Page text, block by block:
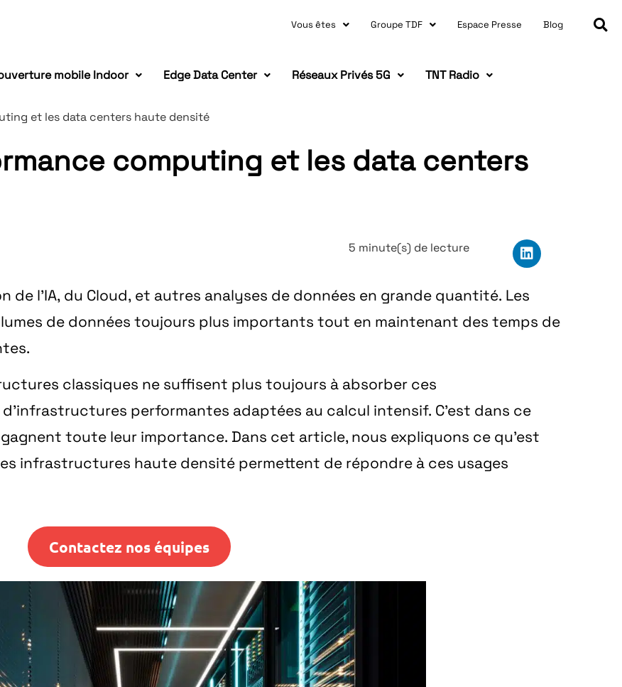
Vous êtes Groupe TDF Espace Presse Blog
mobile Indoor Edge Data Center Réseaux Privés 5G TNT Radio
et les data centers haute densité
computing et les data centers
5 minute(s) de lecture
de l’IA, du Cloud, et autres analyses de données en grande quantité. Les
de données toujours plus importants tout en maintenant des temps de
classiques ne suffisent plus toujours à absorber ces
performantes adaptées au calcul intensif. C’est dans ce
gagnent toute leur importance. Dans cet article, nous expliquons ce qu’est
infrastructures haute densité permettent de répondre à ces usages
Contactez nos équipes